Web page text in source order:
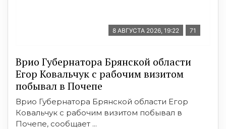
8 АВГУСТА 2026, 19:22 71
Врио Губернатора Брянской области
Егор Ковальчук с рабочим визитом
побывал в Почепе
Врио Губернатора Брянской области Егор
Ковальчук с рабочим визитом побывал в
Почепе, сообщает ...